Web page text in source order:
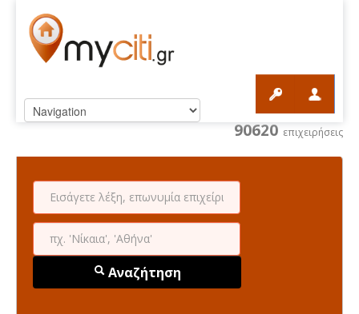
90620 επιχειρήσεις
Αναζήτηση